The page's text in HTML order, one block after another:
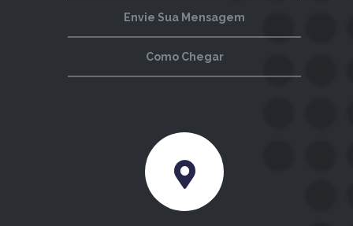
Envie Sua Mensagem
Como Chegar